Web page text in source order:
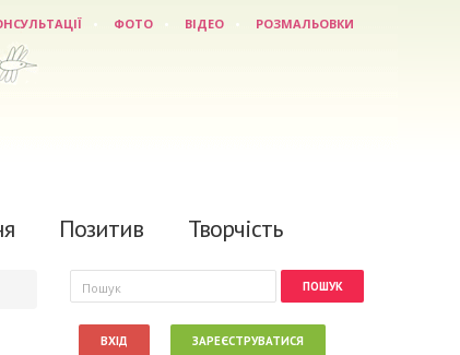
ФОТО ВІДЕО РОЗМАЛЬОВКИ
Позитив Творчість
Пошукова форма
Пошук
ВХІД ЗАРЕЄСТРУВАТИСЯ